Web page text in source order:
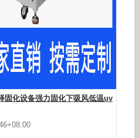
固化设备强力固化下吸风低温uv